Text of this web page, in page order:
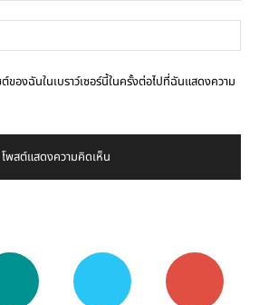
ของฉันในเบราว์เซอร์นี้ในครั้งต่อไปที่ฉันแสดงความ